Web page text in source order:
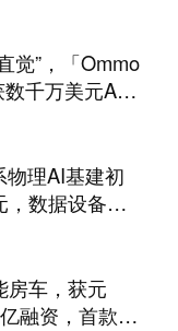
觉”，「Ommo
千万美元A轮
理AI基建初
，数据设备进
房车，获元
融资，首款产